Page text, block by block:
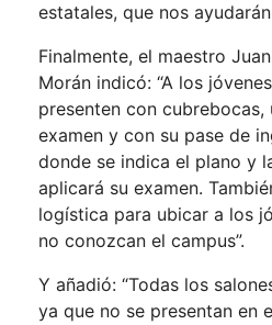
estatales, que nos
Finalmente, el maestro
Morán indicó: “A los
presenten con cubrebocas,
examen y con su pase de
donde se indica el plano y
aplicará su examen.
logística para ubicar a los
no conozcan el campus”.
Y añadió: “Todas los
ya que no se presentan en